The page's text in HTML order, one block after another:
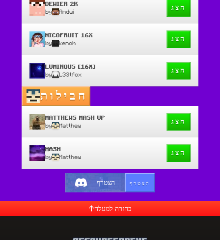
DEWIER 2K
by Andwi
הצג
NICOFRUIT 16X
by kenoh
הצג
LUMINOUS [16X]
by L33tfox
הצג
חבילות
MATTHEWS MASH UP
by Matthew
הצג
MASH
by Matthew
הצג
הצטרף הצטרף
בחזרה למעלה